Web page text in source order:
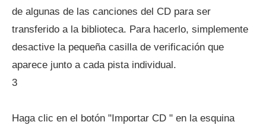
de algunas de las canciones del CD para ser
transferido a la biblioteca. Para hacerlo, simplemente
desactive la pequeña casilla de verificación que
aparece junto a cada pista individual.
3
Haga clic en el botón "Importar CD " en la esquina